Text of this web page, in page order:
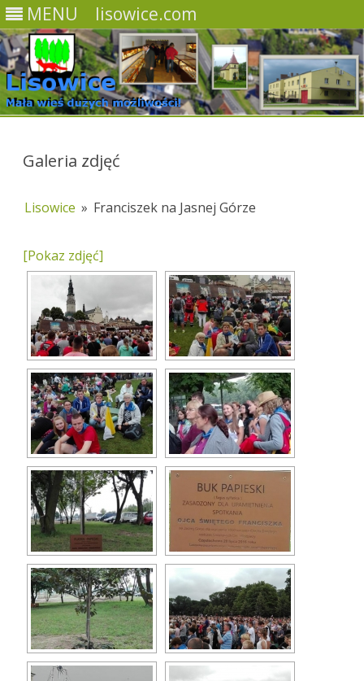
MENU lisowice.com
Skip
Galeria zdjęć
Lisowice » Franciszek na Jasnej Górze
[Pokaz zdjęć]